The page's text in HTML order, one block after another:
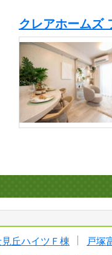
クレアホームズ
見丘ハイツＦ棟 戸塚